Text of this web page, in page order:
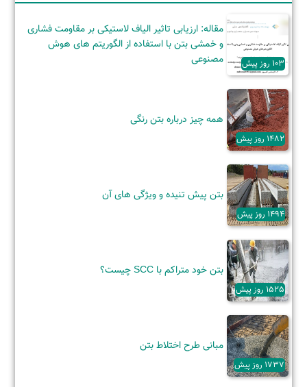
103 روز پیش
مقاله: ارزیابی تاثیر الیاف لاستیکی بر مقاومت فشاری
و خمشی بتن با استفاده از الگوریتم های هوش
مصنوعی
1482 روز پیش
همه چیز درباره بتن رنگی
1494 روز پیش
بتن پیش تنیده و ویژگی‌ های آن
1525 روز پیش
بتن خود متراکم با SCC چیست؟
1737 روز پیش
مبانی طرح اختلاط بتن